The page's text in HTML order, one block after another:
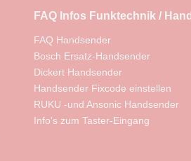
FAQ Infos Funktechnik /
FAQ Handsender
Bosch Ersatz-Handsender
Dickert Handsender
Handsender Fixcode einstellen
RUKU -und Ansonic Handsender
Info's zum Taster-Eingang